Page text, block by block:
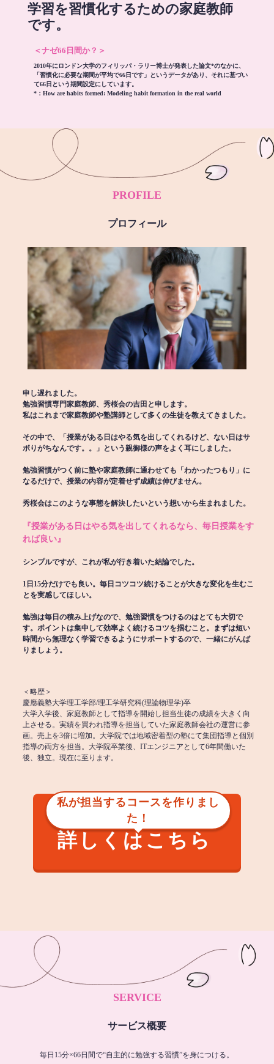
学習を習慣化するための家庭教師
です。
＜ナゼ66日間か？＞
2010年にロンドン大学のフィリッパ・ラリー博士が発表した論文*のなかに、
「習慣化に必要な期間が平均で66日です」というデータがあり、それに基づい
て66日という期間設定にしています。
*： How are habits formed: Modeling habit formation in the real world
PROFILE
プロフィール
申し遅れました。
勉強習慣専門家庭教師、秀桜会の吉田と申します。
私はこれまで家庭教師や塾講師として多くの生徒を教えてきました。
その中で、「授業がある日はやる気を出してくれるけど、ない日はサ
ボりがちなんです。。」という親御様の声をよく耳にしました。
勉強習慣がつく前に塾や家庭教師に通わせても「わかったつもり」に
なるだけで、授業の内容が定着せず成績は伸びません。
秀桜会はこのような事態を解決したいという想いから生まれました。
『授業がある日はやる気を出してくれるなら、毎日授業をす
れば良い』
シンプルですが、これが私が行き着いた結論でした。
1日15分だけでも良い。毎日コツコツ続けることが大きな変化を生むこ
とを実感してほしい。
勉強は毎日の積み上げなので、勉強習慣をつけるのはとても大切で
す。ポイントは集中して効率よく続けるコツを掴むこと。まずは短い
時間から無理なく学習できるようにサポートするので、一緒にがんば
りましょう。
＜略歴＞
慶應義塾大学理工学部/理工学研究科(理論物理学)卒
大学入学後、家庭教師として指導を開始し担当生徒の成績を大きく向
上させる。実績を買われ指導を担当していた家庭教師会社の運営に参
画。売上を3倍に増加。大学院では地域密着型の塾にて集団指導と個別
指導の両方を担当。大学院卒業後、ITエンジニアとして6年間働いた
後、独立。現在に至ります。
私が担当するコースを作りまし
た！
詳しくはこちら
SERVICE
サービス概要
毎日15分×66日間で“自主的に勉強する習慣”を身につける。